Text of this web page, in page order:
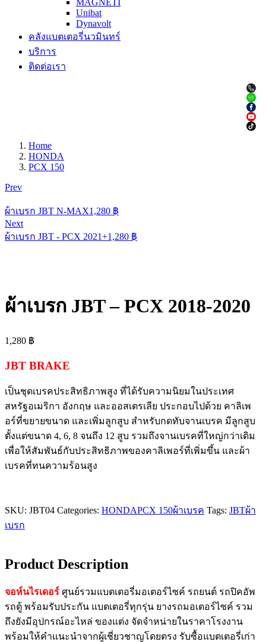
MAGNETI
Unibat
Dynavolt
คลังแบตเตอรี่นวมินทร์
บริการ
ติดต่อเรา
Home
HONDA
PCX 150
Prev
ผ้าเบรก JBT N-MAX1,280 ฿
Next
ผ้าเบรก JBT - PCX 2021+1,280 ฿
ผ้าเบรก JBT – PCX 2018-2020
1,280 ฿
JBT BRAKE
เป็นชุดเบรคประสิทธิภาพสูง ที่ได้รับความนิยมในประเทศ
สหรัฐอเมริกา อังกฤษ และออสเตรเลีย ประกอบไปด้วย คาลิเพ
อร์ที่ขยายขนาด และเพิ่มลูกสูบ สำหรับกดทับจานเบรค มีลูกสูบ
ตั้งแต่ขนาด 4, 6, 8 จนถึง 12 สูบ รวมถึงจานเบรคที่ใหญ่กว่าเดิม
เพื่อให้สัมพันธ์กับประสิทธิภาพของคาลิเพอร์ที่เพิ่มขึ้น และผ้า
เบรคที่ทนความร้อนสูง
SKU: JBT04 Categories: HONDAPCX 150ผ้าเบรค Tags: JBTผ้า
เบรก
Product Description
จอห์นไรเดอร์ ศูนย์รวมแบตเตอรี่มอเตอร์ไซค์ รถยนต์ รถปิคอัพ
รถตู้ พร้อมรับประกัน แบตเตอรี่ทุกรุ่น ยางรถมอเตอร์ไซค์ รวม
ถึงยังมีอุปกรณ์อะไหล่ ของแต่ง จัดจำหน่ายในราคาโรงงาน
พร้อมให้คำแนะนำจากผู้เชี่ยวชาญโดยตรง รับซื้อแบตเตอรี่เก่า